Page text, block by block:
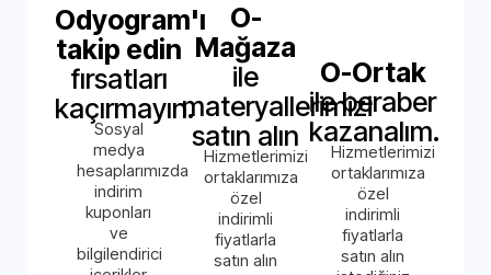
Odyogram'ı
takip edin
fırsatları
kaçırmayın.
Sosyal
medya
hesaplarımızda
indirim
kuponları
ve
bilgilendirici
O-
Mağaza
ile
materyallerimizi
satın alın
Hizmetlerimizi
ortaklarımıza
özel
indirimli
fiyatlarla
satın alın
O-Ortak
ile beraber
kazanalım.
Hizmetlerimizi
ortaklarımıza
özel
indirimli
fiyatlarla
satın alın